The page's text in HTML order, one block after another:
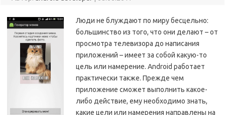
Люди не блуждают по миру бесцельно:
большинство из того, что они делают – от
просмотра телевизора до написания
приложений – имеет за собой какую-то
цель или намерение. Android работает
практически также. Прежде чем
приложение сможет выполнить какое-
либо действие, ему необходимо знать,
какие цели или намерения направлены на